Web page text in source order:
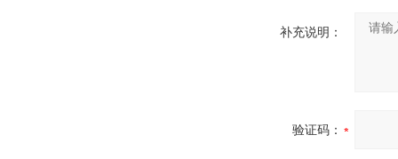
补充说明：
验证码：